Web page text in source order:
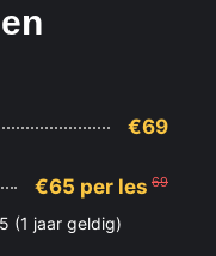
€69
€65 per les 69
(1 jaar geldig)